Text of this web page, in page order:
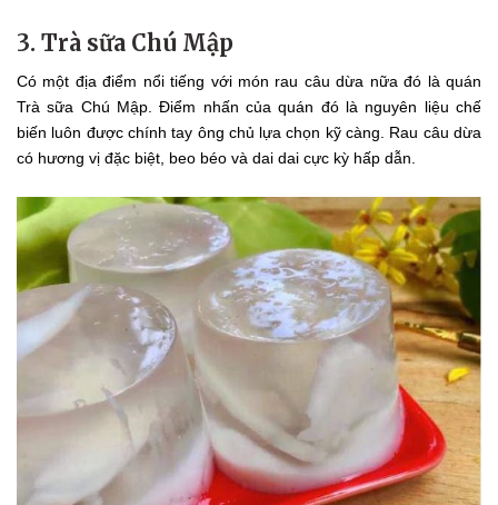
3. Trà sữa Chú Mập
Có một địa điểm nổi tiếng với món rau câu dừa nữa đó là quán
Trà sữa Chú Mập. Điểm nhấn của quán đó là nguyên liệu chế
biến luôn được chính tay ông chủ lựa chọn kỹ càng. Rau câu dừa
có hương vị đặc biệt, beo béo và dai dai cực kỳ hấp dẫn.